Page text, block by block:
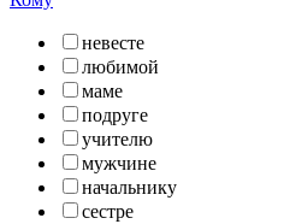
невесте
любимой
маме
подруге
учителю
мужчине
начальнику
сестре